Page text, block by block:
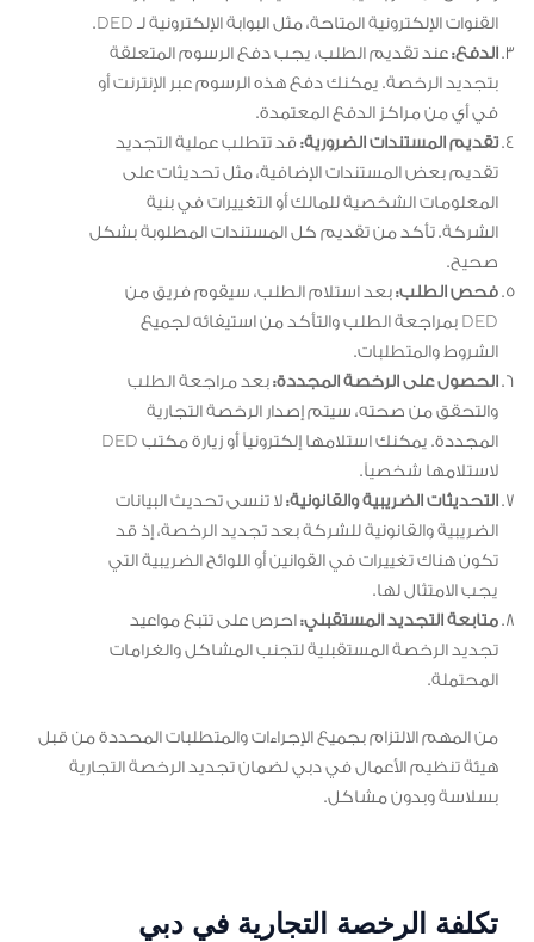
القنوات الإلكترونية المتاحة، مثل البوابة الإلكترونية لـ DED.
الدفع:عند تقديم الطلب، يجب دفع الرسوم المتعلقة
بتجديد الرخصة. يمكنك دفع هذه الرسوم عبر الإنترنت أو
في أي من مراكز الدفع المعتمدة.
تقديم المستندات الضرورية:قد تتطلب عملية التجديد
تقديم بعض المستندات الإضافية، مثل تحديثات على
المعلومات الشخصية للمالك أو التغييرات في بنية
الشركة. تأكد من تقديم كل المستندات المطلوبة بشكل
صحيح.
فحص الطلب:بعد استلام الطلب، سيقوم فريق من
DED بمراجعة الطلب والتأكد من استيفائه لجميع
الشروط والمتطلبات.
الحصول على الرخصة المجددة:بعد مراجعة الطلب
والتحقق من صحته، سيتم إصدار الرخصة التجارية
المجددة. يمكنك استلامها إلكترونياً أو زيارة مكتب DED
لاستلامها شخصياً.
التحديثات الضريبية والقانونية:لا تنسى تحديث البيانات
الضريبية والقانونية للشركة بعد تجديد الرخصة، إذ قد
تكون هناك تغييرات في القوانين أو اللوائح الضريبية التي
يجب الامتثال لها.
متابعة التجديد المستقبلي: احرص على تتبع مواعيد
تجديد الرخصة المستقبلية لتجنب المشاكل والغرامات
المحتملة.
من المهم الالتزام بجميع الإجراءات والمتطلبات المحددة من قبل
هيئة تنظيم الأعمال في دبي لضمان تجديد الرخصة التجارية
بسلاسة وبدون مشاكل.
تكلفة الرخصة التجارية في دبي